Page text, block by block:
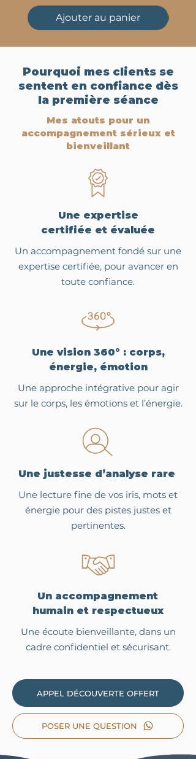
Ajouter au panier
Pourquoi mes clients se
sentent en confiance dès
la première séance
Mes atouts pour un
accompagnement sérieux et
bienveillant
Une expertise
certifiée et évaluée
Un accompagnement fondé sur une
expertise certifiée, pour avancer en
toute confiance.
Une vision 360° : corps,
énergie, émotion
Une approche intégrative pour agir
sur le corps, les émotions et l’énergie.
Une justesse d’analyse rare
Une lecture fine de vos iris, mots et
énergie pour des pistes justes et
pertinentes.
Un accompagnement
humain et respectueux
Une écoute bienveillante, dans un
cadre confidentiel et sécurisant.
APPEL DÉCOUVERTE OFFERT
POSER UNE QUESTION